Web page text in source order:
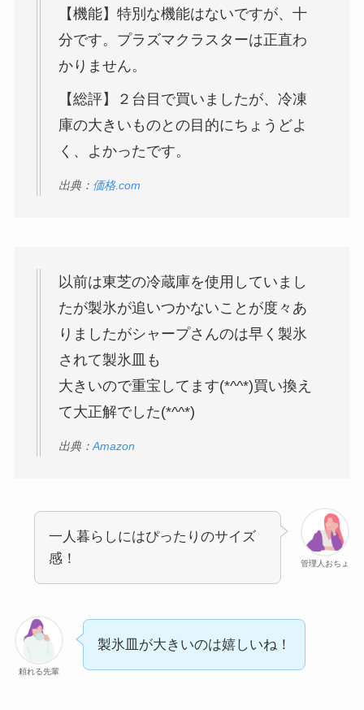
【機能】特別な機能はないですが、十
分です。プラズマクラスターは正直わ
かりません。
【総評】２台目で買いましたが、冷凍
庫の大きいものとの目的にちょうどよ
く、よかったです。
出典： 価格.com
以前は東芝の冷蔵庫を使用していまし
たが製氷が追いつかないことが度々あ
りましたがシャープさんのは早く製氷
されて製氷皿も
大きいので重宝してます(*^^*)買い換え
て大正解でした(*^^*)
出典： Amazon
管理人おちょ
一人暮らしにはぴったりのサイズ
感！
頼れる先輩
製氷皿が大きいのは嬉しいね！